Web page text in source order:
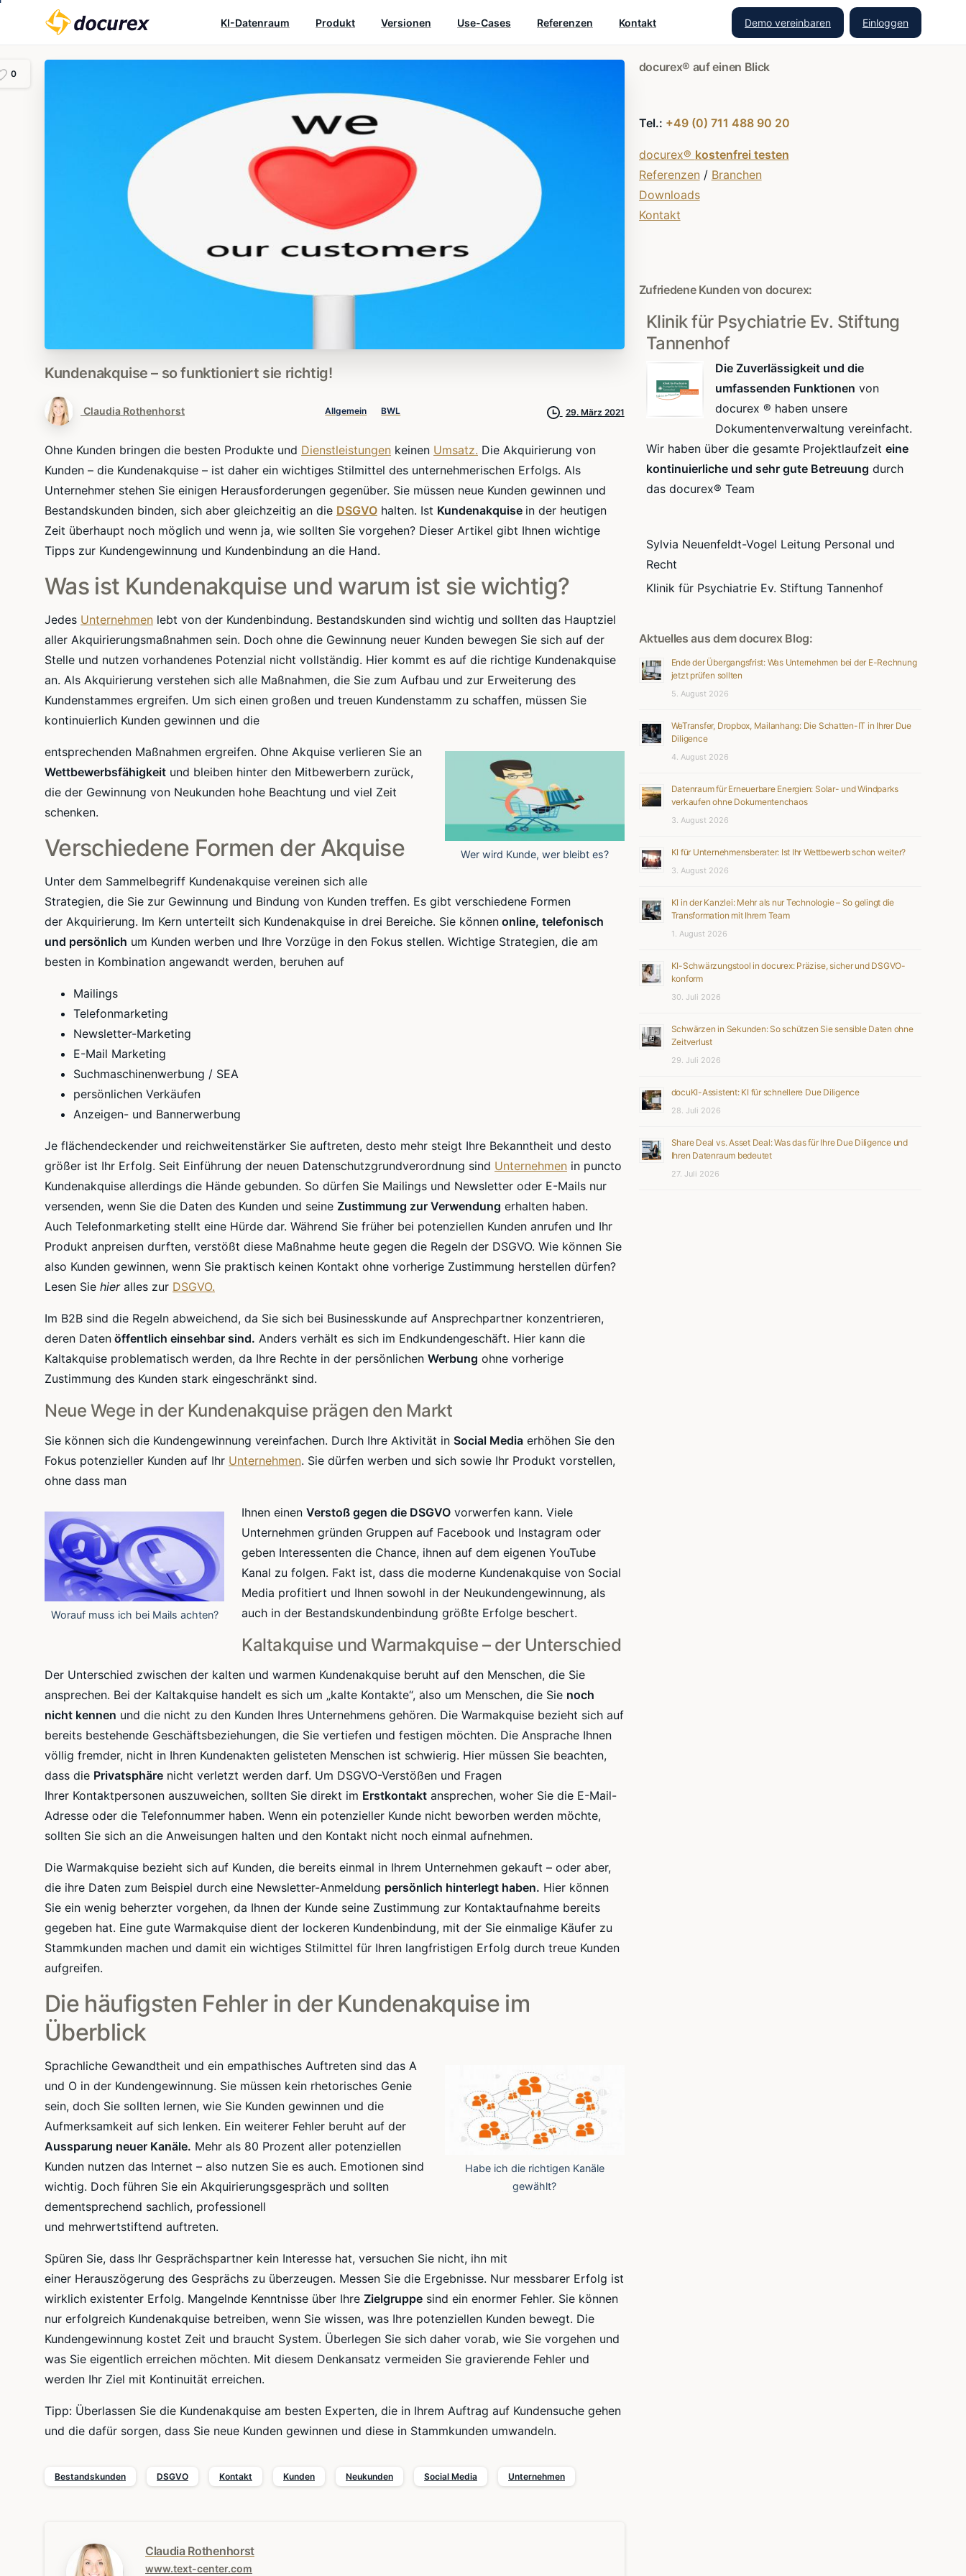
KI-Datenraum Produkt Versionen Use-Cases Referenzen Kontakt Demo vereinbaren Einloggen
Kundenakquise – sofunktioniert sie richtig!
Claudia Rothenhorst Allgemein BWL 29. März 2021
Ohne Kunden bringen die besten Produkte und Dienstleistungen keinen Umsatz. Die Akquirierung von
Kunden – die Kundenakquise – ist daher ein wichtiges Stilmittel des unternehmerischen Erfolgs. Als
Unternehmer stehen Sie einigen Herausforderungen gegenüber. Sie müssen neue Kunden gewinnen und
Bestandskunden binden, sich aber gleichzeitig an die DSGVO halten. Ist Kundenakquise in der heutigen
Zeit überhaupt noch möglich und wenn ja, wie sollten Sie vorgehen? Dieser Artikel gibt Ihnen wichtige
Tipps zur Kundengewinnung und Kundenbindung an die Hand.
Was ist Kundenakquise und warum ist sie wichtig?
Jedes Unternehmen lebt von der Kundenbindung. Bestandskunden sind wichtig und sollten das Hauptziel
aller Akquirierungsmaßnahmen sein. Doch ohne die Gewinnung neuer Kunden bewegen Sie sich auf der
Stelle und nutzen vorhandenes Potenzial nicht vollständig. Hier kommt es auf die richtige Kundenakquise
an. Als Akquirierung verstehen sich alle Maßnahmen, die Sie zum Aufbau und zur Erweiterung des
Kundenstammes ergreifen. Um sich einen großen und treuen Kundenstamm zu schaffen, müssen Sie
kontinuierlich Kunden gewinnen und die
Wer wird Kunde, wer bleibt es?
entsprechenden Maßnahmen ergreifen. Ohne Akquise verlieren Sie an
Wettbewerbsfähigkeit und bleiben hinter den Mitbewerbern zurück,
die der Gewinnung von Neukunden hohe Beachtung und viel Zeit
schenken.
Verschiedene Formen der Akquise
Unter dem Sammelbegriff Kundenakquise vereinen sich alle
Strategien, die Sie zur Gewinnung und Bindung von Kunden treffen. Es gibt verschiedene Formen
der Akquirierung. Im Kern unterteilt sich Kundenakquise in drei Bereiche. Sie können online, telefonisch
und persönlich um Kunden werben und Ihre Vorzüge in den Fokus stellen. Wichtige Strategien, die am
besten in Kombination angewandt werden, beruhen auf
Mailings
Telefonmarketing
Newsletter-Marketing
E-Mail Marketing
Suchmaschinenwerbung / SEA
persönlichen Verkäufen
Anzeigen- und Bannerwerbung
Je flächendeckender und reichweitenstärker Sie auftreten, desto mehr steigt Ihre Bekanntheit und desto
größer ist Ihr Erfolg. Seit Einführung der neuen Datenschutzgrundverordnung sind Unternehmen in puncto
Kundenakquise allerdings die Hände gebunden. So dürfen Sie Mailings und Newsletter oder E-Mails nur
versenden, wenn Sie die Daten des Kunden und seine Zustimmung zur Verwendung erhalten haben.
Auch Telefonmarketing stellt eine Hürde dar. Während Sie früher bei potenziellen Kunden anrufen und Ihr
Produkt anpreisen durften, verstößt diese Maßnahme heute gegen die Regeln der DSGVO. Wie können Sie
also Kunden gewinnen, wenn Sie praktisch keinen Kontakt ohne vorherige Zustimmung herstellen dürfen?
Lesen Sie hieralles zur DSGVO.
Im B2B sind die Regeln abweichend, da Sie sich bei Businesskunde auf Ansprechpartner konzentrieren,
deren Daten öffentlich einsehbar sind. Anders verhält es sich im Endkundengeschäft. Hier kann die
Kaltakquise problematisch werden, da Ihre Rechte in der persönlichen Werbung ohne vorherige
Zustimmung des Kunden stark eingeschränkt sind.
Neue Wege in der Kundenakquise prägen den Markt
Sie können sich die Kundengewinnung vereinfachen. Durch Ihre Aktivität in Social Media erhöhen Sie den
Fokus potenzieller Kunden auf Ihr Unternehmen. Sie dürfen werben und sich sowie Ihr Produkt vorstellen,
ohne dass man
Worauf muss ich bei Mails achten?
Ihnen einen Verstoß gegen die DSGVO vorwerfen kann. Viele
Unternehmen gründen Gruppen auf Facebook und Instagram oder
geben Interessenten die Chance, ihnen auf dem eigenen YouTube
Kanal zu folgen. Fakt ist, dass die moderne Kundenakquise von Social
Media profitiert und Ihnen sowohl in der Neukundengewinnung, als
auch in der Bestandskundenbindung größte Erfolge beschert.
Kaltakquise undWarmakquise – der Unterschied
Der Unterschied zwischen der kalten und warmen Kundenakquise beruht auf den Menschen, die Sie
ansprechen. Bei der Kaltakquise handelt es sich um „kalte Kontakte“, also um Menschen, die Sie noch
nicht kennen und die nicht zu den Kunden Ihres Unternehmens gehören. Die Warmakquise bezieht sich auf
bereits bestehende Geschäftsbeziehungen, die Sie vertiefen und festigen möchten. Die Ansprache Ihnen
völlig fremder, nicht in Ihren Kundenakten gelisteten Menschen ist schwierig. Hier müssen Sie beachten,
dass die Privatsphäre nicht verletzt werden darf. Um DSGVO-Verstößen und Fragen
Ihrer Kontaktpersonen auszuweichen, sollten Sie direkt im Erstkontakt ansprechen, woher Sie die E-Mail-
Adresse oder die Telefonnummer haben. Wenn ein potenzieller Kunde nicht beworben werden möchte,
sollten Sie sich an die Anweisungen halten und den Kontakt nicht noch einmal aufnehmen.
Die Warmakquise bezieht sich auf Kunden, die bereits einmal in Ihrem Unternehmen gekauft – oder aber,
die ihre Daten zum Beispiel durch eine Newsletter-Anmeldung persönlich hinterlegt haben. Hier können
Sie ein wenig beherzter vorgehen, da Ihnen der Kunde seine Zustimmung zur Kontaktaufnahme bereits
gegeben hat. Eine gute Warmakquise dient der lockeren Kundenbindung, mit der Sie einmalige Käufer zu
Stammkunden machen und damit ein wichtiges Stilmittel für Ihren langfristigen Erfolg durch treue Kunden
aufgreifen.
Die häufigsten Fehler in der Kundenakquise im
Überblick
Habe ich die richtigen Kanäle
gewählt?
Sprachliche Gewandtheit und ein empathisches Auftreten sind das A
und O in der Kundengewinnung. Sie müssen kein rhetorisches Genie
sein, doch Sie sollten lernen, wie Sie Kunden gewinnen und die
Aufmerksamkeit auf sich lenken. Ein weiterer Fehler beruht auf der
Aussparung neuer Kanäle. Mehr als 80 Prozent aller potenziellen
Kunden nutzen das Internet – also nutzen Sie es auch. Emotionen sind
wichtig. Doch führen Sie ein Akquirierungsgespräch und sollten
dementsprechend sachlich, professionell
und mehrwertstiftend auftreten.
Spüren Sie, dass Ihr Gesprächspartner kein Interesse hat, versuchen Sie nicht, ihn mit
einer Herauszögerung des Gesprächs zu überzeugen. Messen Sie die Ergebnisse. Nur messbarer Erfolg ist
wirklich existenter Erfolg. Mangelnde Kenntnisse über Ihre Zielgruppe sind ein enormer Fehler. Sie können
nur erfolgreich Kundenakquise betreiben, wenn Sie wissen, was Ihre potenziellen Kunden bewegt. Die
Kundengewinnung kostet Zeit und braucht System. Überlegen Sie sich daher vorab, wie Sie vorgehen und
was Sie eigentlich erreichen möchten. Mit diesem Denkansatz vermeiden Sie gravierende Fehler und
werden Ihr Ziel mit Kontinuität erreichen.
Tipp: Überlassen Sie die Kundenakquise am besten Experten, die in Ihrem Auftrag auf Kundensuche gehen
und die dafür sorgen, dass Sie neue Kunden gewinnen und diese in Stammkunden umwandeln.
Bestandskunden DSGVO Kontakt Kunden Neukunden Social Media Unternehmen
0
Claudia Rothenhorst
www.text-center.com
docurex® auf einen Blick
Tel.: +49 (0) 711 488 90 20
docurex® kostenfrei testen
Referenzen / Branchen
Downloads
Kontakt
Zufriedene Kunden von docurex:
Klinik für Psychiatrie Ev. Stiftung
Tannenhof
Die Zuverlässigkeit und die
umfassenden Funktionen von
docurex ® haben unsere
Dokumentenverwaltung vereinfacht.
Wir haben über die gesamte Projektlaufzeit eine
kontinuierliche und sehr gute Betreuung durch
das docurex® Team
Sylvia Neuenfeldt-Vogel Leitung Personal und
Recht
Klinik für Psychiatrie Ev. Stiftung Tannenhof
Aktuelles aus dem docurex Blog:
Ende der Übergangsfrist: Was Unternehmen bei der E-Rechnung
jetzt prüfen sollten
5. August 2026
WeTransfer, Dropbox, Mailanhang: Die Schatten-IT in Ihrer Due
Diligence
4. August 2026
Datenraum für Erneuerbare Energien: Solar- und Windparks
verkaufen ohne Dokumentenchaos
3. August 2026
KI für Unternehmensberater: Ist Ihr Wettbewerb schon weiter?
3. August 2026
KI in der Kanzlei: Mehr als nur Technologie – So gelingt die
Transformation mit Ihrem Team
1. August 2026
KI-Schwärzungstool in docurex: Präzise, sicher und DSGVO-
konform
30. Juli 2026
Schwärzen in Sekunden: So schützen Sie sensible Daten ohne
Zeitverlust
29. Juli 2026
docuKI-Assistent: KI für schnellere Due Diligence
28. Juli 2026
Share Deal vs. Asset Deal: Was das für Ihre Due Diligence und
Ihren Datenraum bedeutet
27. Juli 2026